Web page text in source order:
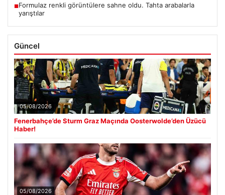
■Formulaz renkli görüntülere sahne oldu. Tahta arabalarla
yarıştılar
Güncel
05/08/2026
Fenerbahçe’de Sturm Graz Maçında Oosterwolde’den Üzücü
Haber!
05/08/2026